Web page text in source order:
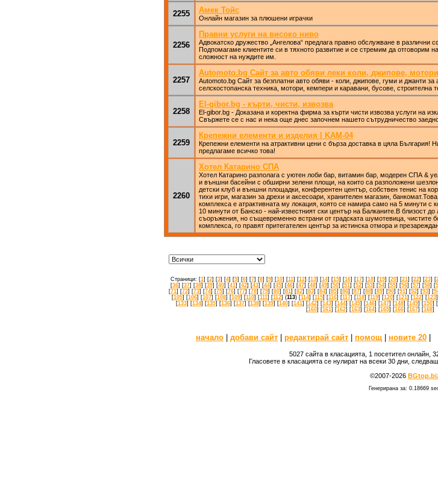
2255 Амек Тойс
Онлайн магазин за плюшени играчки
2256
Правни услуги на високо ниво
Адвокатско дружество „Ангелова“ предлага правно обслужване в различни
Подпомагаме клиентите си в тяхното развитие и се стремим да отговорим
сложност на нуждите им.
2257
Automoto.bg Сайт за авто обяви леки коли, джипове,
Automoto.bg Сайт за безплатни авто обяви - коли, джипове, гуми и джанти за
селскостопанска техника, мотори, кемпери и каравани, бусове, строителна
2258
El-gibor.bg - кърти, чисти, извозва
El-gibor.bg - Доказана и коректна фирма за кърти чисти извозва услуги на
Свържете се с нас и нека още днес започнем нашето сътрудничество
2259
Крепежни елементи и изделия | KAM-04
Крепежни елементи на атрактивни цени с бърза доставка в цяла България!
предлагаме всичко това!
2260
Хотел Катарино СПА
Хотел Катарино разполага с уютен лоби бар, витамин бар, модерен СПА &
и външни басейни с обширни зелени площи, на които са разположени
детски клуб и външни площадки, конферентен център, собствен тенис на
тихи игри, магазин за дрехи и аксесоари, хранителен магазин,
комплекса е атрактивната му локация, която се намира само на 5 минути с
10 минути от Банско - най-известният ски център на Балканите.В близост до
съоръжения, но същевременно встрани от градската шумотевица, чистите
комплекса, го правят притегателен център за истинска отмора и
Страници: [1 ] [2] [3] [4] [5] [6] [7] [8] [9] [10] [11 ] [12] [13] [14] [15] [16] [17] [18] [19] [20] [21 ] [22] [23] [
[36] [37] [38] [39] [40] [41 ] [42] [43] [44] [45] [46] [47] [48] [49] [50] [51 ] [52] [53] [54] [55] [56] [57] [58] [
[71 ] [72] [73] [74] [75] [76] [77] [78] [79] [80] [81 ] [82] [83] [84] [85] [86] [87] [88] [89] [90] [91 ] [92] [93] [
[105] [106] [107] [108] [109] [110] [111 ] [112] (113) [114] [115] [116] [117] [118] [119] [120] [121 ] [122] [123
[133] [134] [135] [136] [137] [138] [139] [140] [141 ] [142] [143] [144] [145] [146] [147] [148] [149] [150] [
[160] [161 ] [162] [163] [164] [165] [166] [167] [168]
начало | добави сайт | редактирай сайт | помощ | новите 20 |
5027 сайта в класацията, 1 посетител онлайн,
Гласовете в класацията се нулират на всеки 30 дни,
©2007-2026
Генерирана за: 0.18669